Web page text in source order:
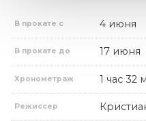
В прокате с 4 июня
В прокате до 17 июня
Хронометраж 1 час 32
Режиссер